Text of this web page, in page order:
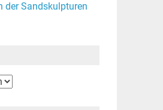
der Sandskulpturen